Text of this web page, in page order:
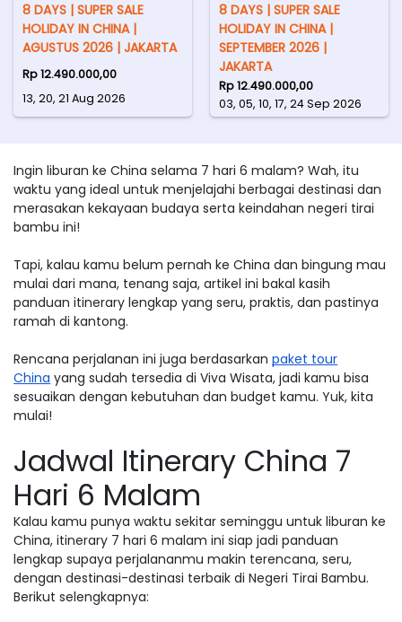
8 DAYS | SUPER SALE
HOLIDAY IN CHINA |
AGUSTUS 2026 | JAKARTA
Rp 12.490.000,00
13, 20, 21 Aug 2026
8 DAYS | SUPER SALE
HOLIDAY IN CHINA |
SEPTEMBER 2026 |
JAKARTA
Rp 12.490.000,00
03, 05, 10, 17, 24 Sep 2026
Ingin liburan ke China selama 7 hari 6 malam? Wah, itu
waktu yang ideal untuk menjelajahi berbagai destinasi dan
merasakan kekayaan budaya serta keindahan negeri tirai
bambu ini!
Tapi, kalau kamu belum pernah ke China dan bingung mau
mulai dari mana, tenang saja, artikel ini bakal kasih
panduan itinerary lengkap yang seru, praktis, dan pastinya
ramah di kantong.
Rencana perjalanan ini juga berdasarkanpaket tour
China yang sudah tersedia di Viva Wisata, jadi kamu bisa
sesuaikan dengan kebutuhan dan budget kamu. Yuk, kita
mulai!
Jadwal Itinerary China 7
Hari 6 Malam
Kalau kamu punya waktu sekitar seminggu untuk liburan ke
China, itinerary 7 hari 6 malam ini siap jadi panduan
lengkap supaya perjalananmu makin terencana, seru,
dengan destinasi-destinasi terbaik di Negeri Tirai Bambu.
Berikut selengkapnya: